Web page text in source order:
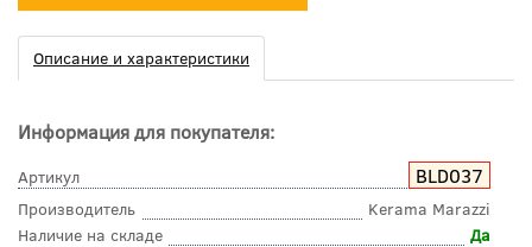
Описание и характеристики
Информация для покупателя:
Артикул BLD037
Производитель
Kerama Marazzi
Наличие на складе
Да